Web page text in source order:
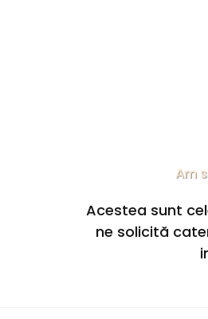
Am
Acestea sunt
ne solicită